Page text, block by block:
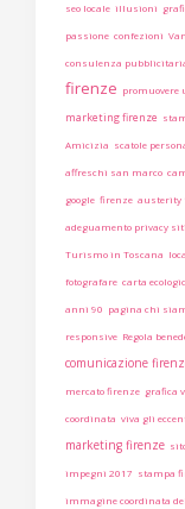
seo locale illusioni
passione confezioni
consulenza
firenze promuovere
marketing firenze
Amicizia scatole
affreschi san marco
google firenze austerity
adeguamento privacy
Turismo in Toscana
fotografare carta
anni 90 pagina chi
responsive Regola
comunicazione
mercato firenze grafica
coordinata viva gli
marketing firenze
impegni 2017 stampa
immagine coordinata